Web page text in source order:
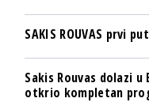
SAKIS ROUVAS prvi
Sakis Rouvas dolazi
otkrio kompletan